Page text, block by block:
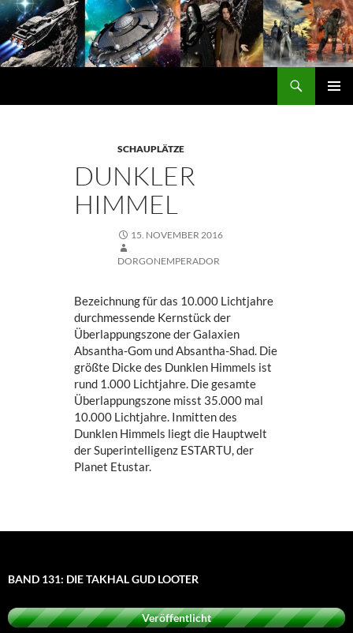
Zum
Inhalt
springen
SCHAUPLÄTZE
DUNKLER
HIMMEL
15. NOVEMBER 2016
DORGONEMPERADOR
Bezeichnung für das 10.000 Lichtjahre
durchmessende Kernstück der
Überlappungszone der Galaxien
Absantha-Gom und Absantha-Shad. Die
größte Dicke des Dunklen Himmels ist
rund 1.000 Lichtjahre. Die gesamte
Überlappungszone misst 35.000 mal
10.000 Lichtjahre. Inmitten des
Dunklen Himmels liegt die Hauptwelt
der Superintelligenz ESTARTU, der
Planet Etustar.
BAND 131: DIE TAKHAL GUD LOOTER
Veröffentlicht